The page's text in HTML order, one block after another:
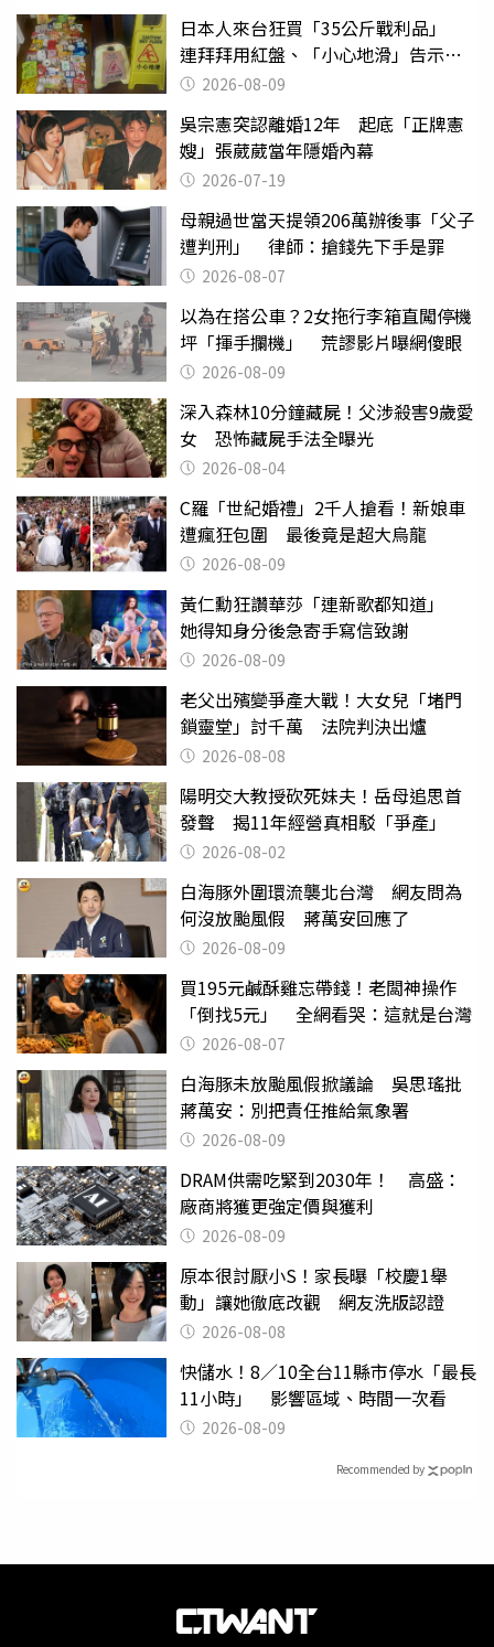
日本人來台狂買「35公斤戰利品」
連拜拜用紅盤、「小心地滑」告示牌
也帶回家
2026-08-09
吳宗憲突認離婚12年 起底「正牌憲
嫂」張葳葳當年隱婚內幕
2026-07-19
母親過世當天提領206萬辦後事「父子
遭判刑」 律師：搶錢先下手是罪
2026-08-07
以為在搭公車？2女拖行李箱直闖停機
坪「揮手攔機」 荒謬影片曝網傻眼
2026-08-09
深入森林10分鐘藏屍！父涉殺害9歲愛
女 恐怖藏屍手法全曝光
2026-08-04
C羅「世紀婚禮」2千人搶看！新娘車
遭瘋狂包圍 最後竟是超大烏龍
2026-08-09
黃仁勳狂讚華莎「連新歌都知道」
她得知身分後急寄手寫信致謝
2026-08-09
老父出殯變爭產大戰！大女兒「堵門
鎖靈堂」討千萬 法院判決出爐
2026-08-08
陽明交大教授砍死妹夫！岳母追思首
發聲 揭11年經營真相駁「爭產」
2026-08-02
白海豚外圍環流襲北台灣 網友問為
何沒放颱風假 蔣萬安回應了
2026-08-09
買195元鹹酥雞忘帶錢！老闆神操作
「倒找5元」 全網看哭：這就是台灣
2026-08-07
白海豚未放颱風假掀議論 吳思瑤批
蔣萬安：別把責任推給氣象署
2026-08-09
DRAM供需吃緊到2030年！ 高盛：
廠商將獲更強定價與獲利
2026-08-09
原本很討厭小S！家長曝「校慶1舉
動」讓她徹底改觀 網友洗版認證
2026-08-08
快儲水！8／10全台11縣市停水「最長
11小時」 影響區域、時間一次看
2026-08-09
Recommended by